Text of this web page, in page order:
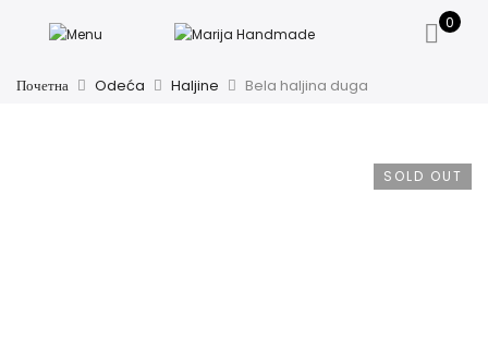
0
Почетна Odeća Haljine Bela haljina duga
SOLD OUT